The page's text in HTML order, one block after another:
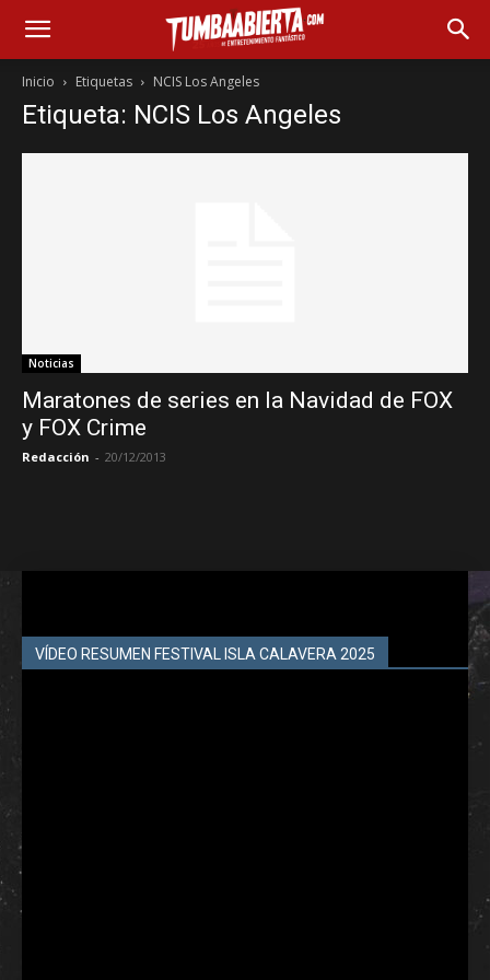
Inicio Etiquetas NCIS Los Angeles
Etiqueta: NCIS Los Angeles
Noticias
Maratones de series en la Navidad de FOX
y FOX Crime
Redacción - 20/12/2013
VÍDEO RESUMEN FESTIVAL ISLA CALAVERA 2025